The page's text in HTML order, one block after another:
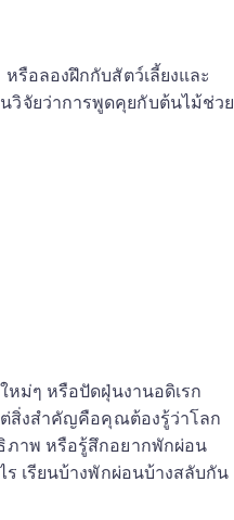
รือลองฝึกกับสัตว์เลี้ยงและ
จัยว่าการพูดคุยกับต้นไม้ช่วย
หม่ๆ หรือปัดฝุ่นงานอดิเรก
ต่สิ่งสำคัญคือคุณต้องรู้ว่าโลก
ภาพ หรือรู้สึกอยากพักผ่อน
ร เรียนบ้างพักผ่อนบ้างสลับกัน